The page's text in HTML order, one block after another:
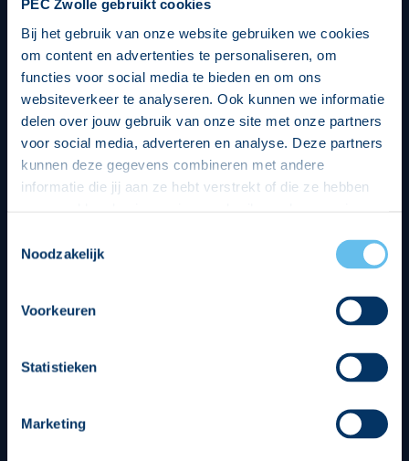
PEC Zwolle gebruikt cookies
Bij het gebruik van onze website gebruiken we cookies
om content en advertenties te personaliseren, om
functies voor social media te bieden en om ons
websiteverkeer te analyseren. Ook kunnen we informatie
delen over jouw gebruik van onze site met onze partners
voor social media, adverteren en analyse. Deze partners
kunnen deze gegevens combineren met andere
informatie die jij aan ze hebt verstrekt of die ze hebben
op een veilige en integere wijze. Je kunt je toestemming
beheren op de privacy- en cookieverklaring pagina.
Noodzakelijk
Voorkeuren
Statistieken
Marketing